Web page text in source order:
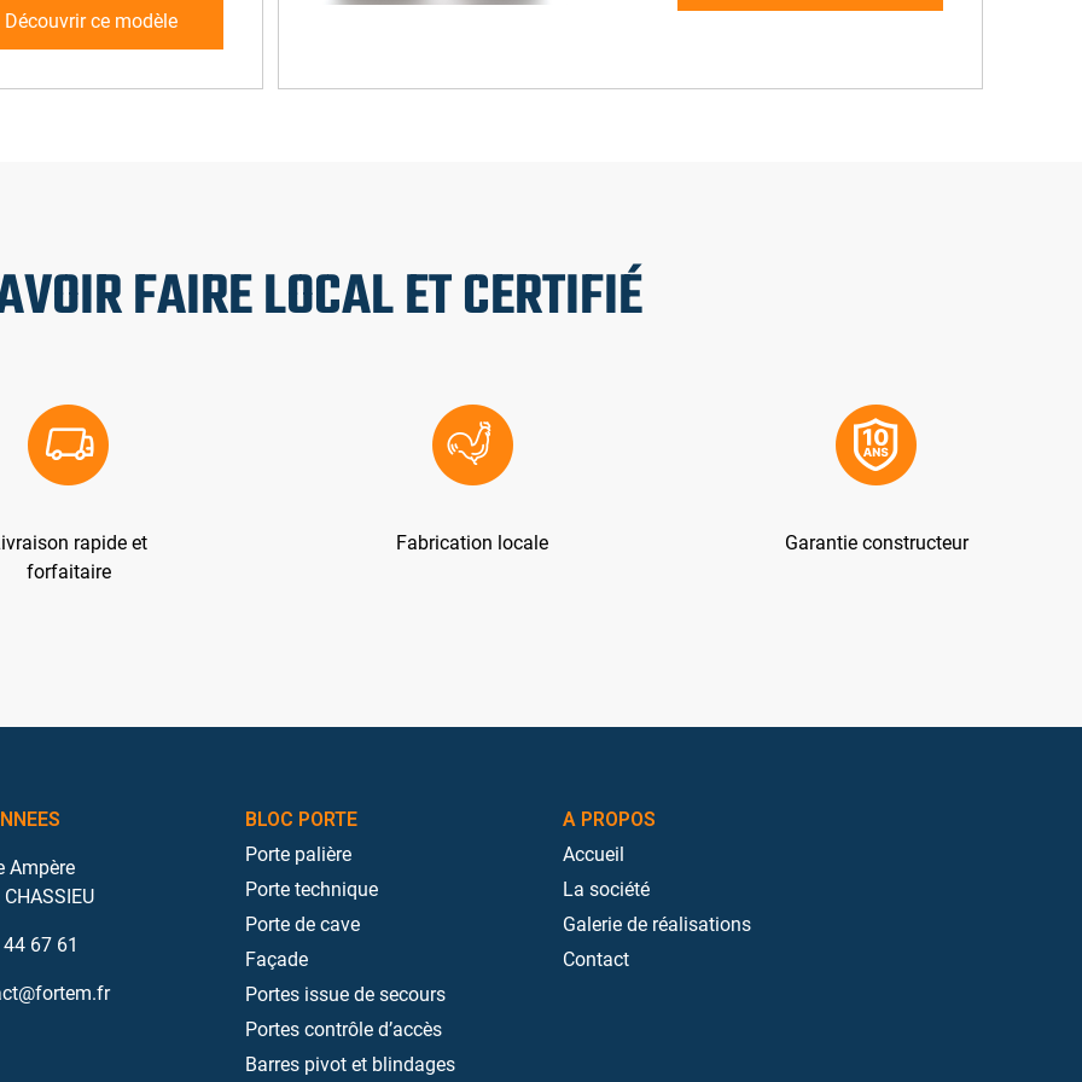
Découvrir ce modèle
FAIRE LOCAL ET CERTIFIÉ
rapide et
forfaitaire
Fabrication locale Garantie constructeur
Ampère
67 61
BLOC PORTE
Porte palière
Porte technique
Porte de cave
Façade
Portes issue de secours
Portes contrôle d’accès
Barres pivot et blindages
A PROPOS
Accueil
La société
Galerie de réalisations
Contact